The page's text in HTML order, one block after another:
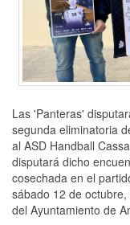
Las 'Panteras'
segunda eliminatoria
al ASD Handball
disputará dicho
cosechada en el
sábado 12 de
del Ayuntamiento de